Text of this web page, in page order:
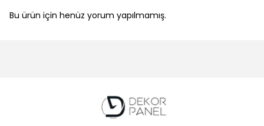
Bu ürün için henüz yorum yapılmamış.